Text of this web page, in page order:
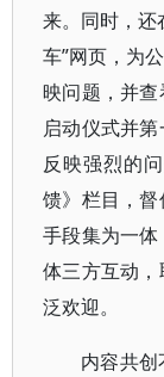
来。同时，还
车”网页，为
映问题，并
启动仪式并
反映强烈的
馈》栏目，
手段集为一
体三方互动
泛欢迎。
内容共创